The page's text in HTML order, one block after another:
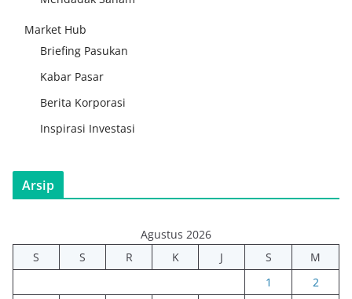
Market Hub
Briefing Pasukan
Kabar Pasar
Berita Korporasi
Inspirasi Investasi
Arsip
Agustus 2026
S
S R K J S
M
1
2